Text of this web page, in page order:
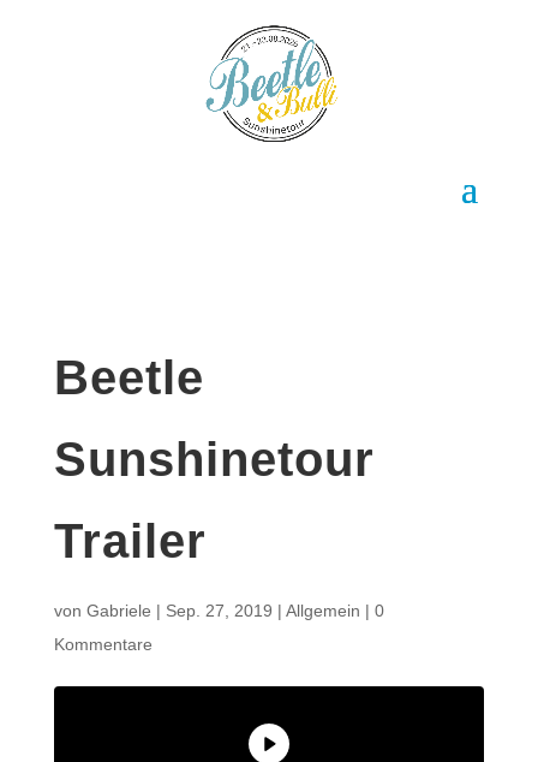
Beetle
Sunshinetour
Trailer
von Gabriele | Sep. 27, 2019 | Allgemein | 0
Kommentare